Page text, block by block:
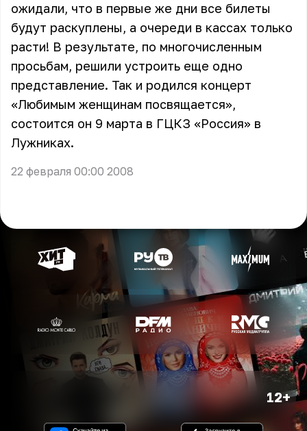
ожидали, что в первые же дни все билеты
будут раскуплены, а очереди в кассах только
расти! В результате, по многочисленным
просьбам, решили устроить еще одно
представление. Так и родился концерт
«Любимым женщинам посвящается»,
состоится он 9 марта в ГЦКЗ «Россия» в
Лужниках.
22 февраля 00:00 2008
12+